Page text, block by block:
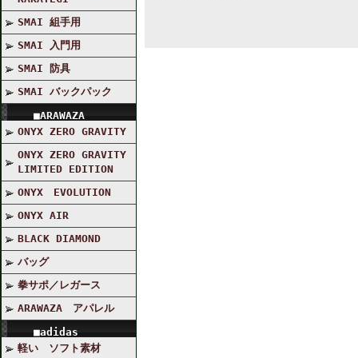
SMAI 組手用
SMAI 入門用
SMAI 防具
SMAI バックパック
■ARAWAZA
ONYX ZERO GRAVITY
ONYX ZERO GRAVITY
LIMITED EDITION
ONYX EVOLUTION
ONYX AIR
BLACK DIAMOND
バッグ
拳サポ／レガース
ARAWAZA アパレル
■adidas
軽い ソフト素材